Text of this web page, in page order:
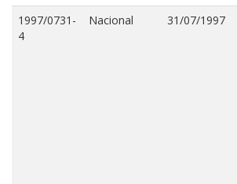
1997/0731-
4
Nacional 31/07/1997